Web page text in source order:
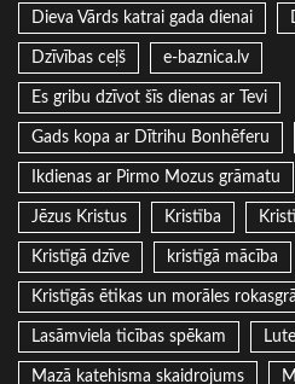
Dieva Vārds katrai gada dienai
Dzīvības ceļš e-baznica.lv
Es gribu dzīvot šīs dienas ar Tevi
Gads kopa ar Dītrihu Bonhēferu
Ikdienas ar Pirmo Mozus grāmatu
Jēzus Kristus Kristība
Kristīgā dzīve kristīgā mācība
Kristīgās ētikas un morāles
Lasāmviela ticības spēkam
Mazā katehisma skaidrojums